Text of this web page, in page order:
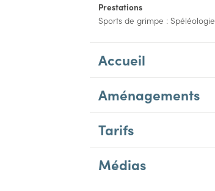
Prestations
Sports de grimpe : Spéléologie
Accueil
Aménagements
Tarifs
Médias